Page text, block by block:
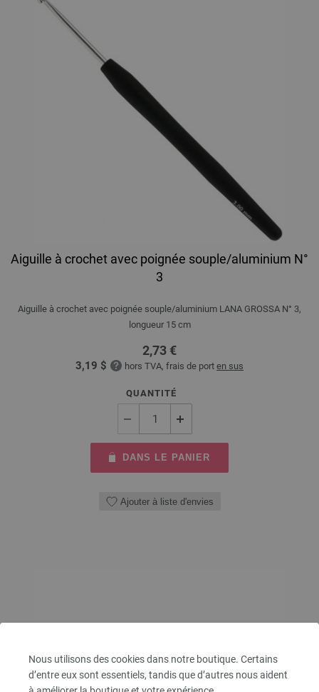
Nous utilisons des cookies dans notre boutique. Certains
d’entre eux sont essentiels, tandis que d’autres nous aident
Aiguille à crochet avec poignée souple/aluminium N°
3
Aiguille à crochet avec poignée souple/aluminium LANA GROSSA N° 3,
longueur 15 cm
2,73 €
3,19 $ hors TVA, frais de port en sus
QUANTITÉ
DANS LE PANIER
Ajouter à liste d'envies